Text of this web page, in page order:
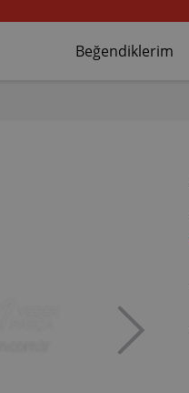
Beğendiklerim